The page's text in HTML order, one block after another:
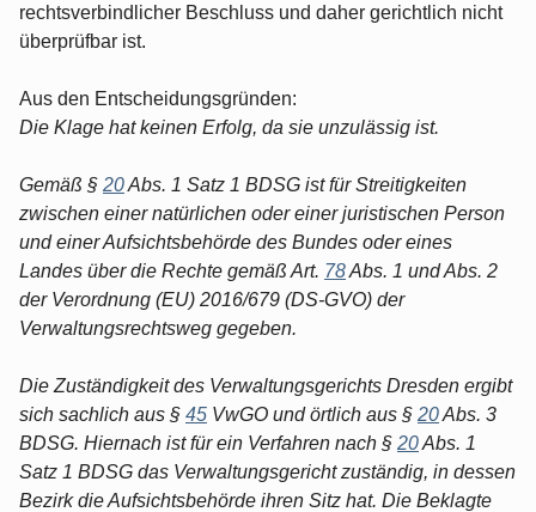
rechtsverbindlicher Beschluss und daher gerichtlich nicht
überprüfbar ist.
Aus den Entscheidungsgründen:
Die Klage hat keinen Erfolg, da sie unzulässig ist.
Gemäß § 20Abs. 1 Satz 1 BDSG ist für Streitigkeiten
zwischen einer natürlichen oder einer juristischen Person
und einer Aufsichtsbehörde des Bundes oder eines
Landes über die Rechte gemäß Art. 78Abs. 1 und Abs. 2
der Verordnung (EU) 2016/679 (DS-GVO) der
Verwaltungsrechtsweg gegeben.
Die Zuständigkeit des Verwaltungsgerichts Dresden ergibt
sich sachlich aus § 45 VwGO und örtlich aus § 20Abs. 3
BDSG. Hiernach ist für ein Verfahren nach § 20Abs. 1
Satz 1 BDSG das Verwaltungsgericht zuständig, in dessen
Bezirk die Aufsichtsbehörde ihren Sitz hat. Die Beklagte